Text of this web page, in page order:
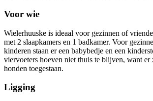
Voor wie
Wielerhuuske is ideaal voor gezinnen of
met 2 slaapkamers en 1 badkamer. Voor
kinderen staan er een babybedje en een
viervoeters hoeven niet thuis te blijven, want er
honden toegestaan.
Ligging